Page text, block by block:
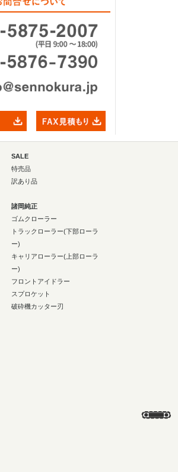
SALE
特売品
訳あり品
諸岡純正
ゴムクローラー
トラックローラー(下部ローラ
ー)
キャリアローラー(上部ローラ
ー)
フロントアイドラー
スプロケット
破砕機カッター刃